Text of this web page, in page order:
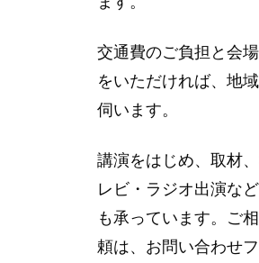
交通費のご負担と会
をいただければ、地
伺います。
講演をはじめ、取材
レビ・ラジオ出演な
も承っています。ご
頼は、お問い合わせ